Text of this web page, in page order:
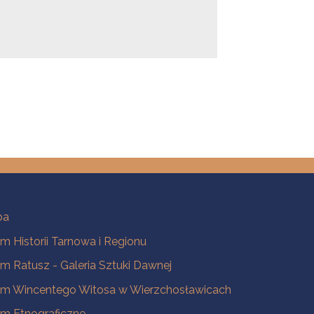
Historii Tarnowa i Regionu
Ratusz - Galeria Sztuki Dawnej
Wincentego Witosa w Wierzchosławicach